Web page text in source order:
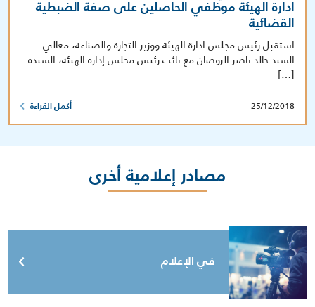
ادارة الهيئة موظفي الحاصلين على صفة الضبطية
القضائية
استقبل رئيس مجلس ادارة الهيئة ووزير التجارة والصناعة، معالي
السيد خالد ناصر الروضان مع نائب رئيس مجلس إدارة الهيئة، السيدة
[…]
25/12/2018 أكمل القراءة
مصادر إعلامية أخرى
في الإعلام